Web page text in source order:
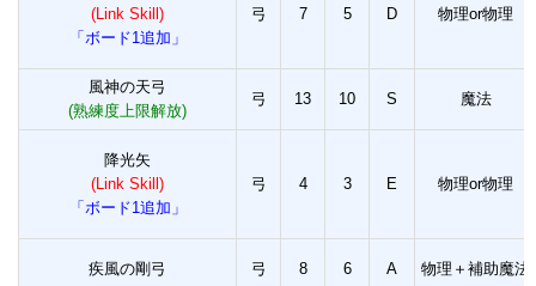
(Link Skill)
「ボード1追加」
弓 7 5 D 物理or物理
風神の天弓
(熟練度上限解放)
弓 13 10 S 魔法
降光矢
(Link Skill)
「ボード1追加」
弓 4 3 E 物理or物理
疾風の剛弓 弓 8 6 A 物理＋補助魔法